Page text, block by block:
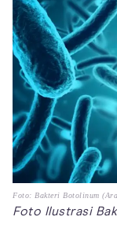
Foto: Bakteri Botolinum
Foto Ilustrasi